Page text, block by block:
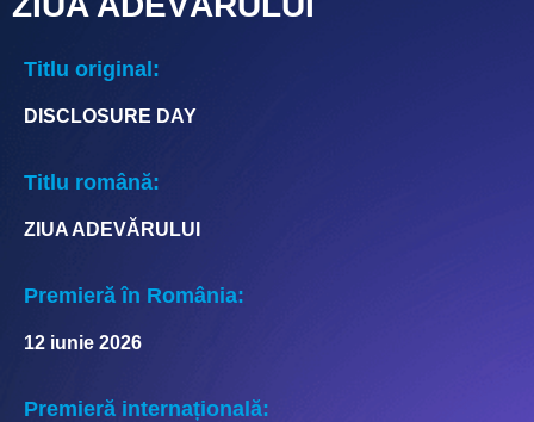
Titlu original:
DISCLOSURE DAY
Titlu română:
ZIUA ADEVĂRULUI
Premieră în România:
12 iunie 2026
Premieră internațională: